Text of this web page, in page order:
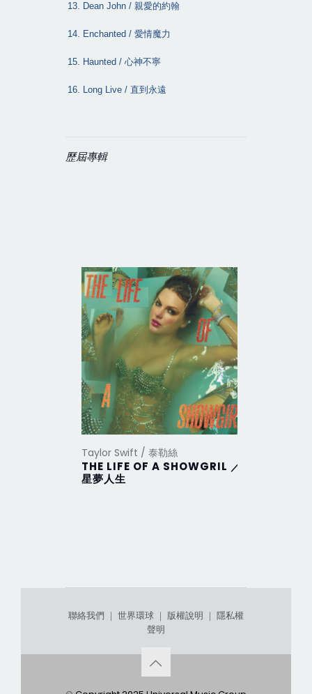
13. Dean John / 親愛的約翰
14. Enchanted / 愛情魔力
15. Haunted / 心神不寧
16. Long Live / 直到永遠
歷屆專輯
Taylor Swift / 泰勒絲
THE LIFE OF A SHOWGRIL ／
星夢人生
聯絡我們 ｜ 世界環球 ｜ 版權說明 ｜ 隱私權
聲明